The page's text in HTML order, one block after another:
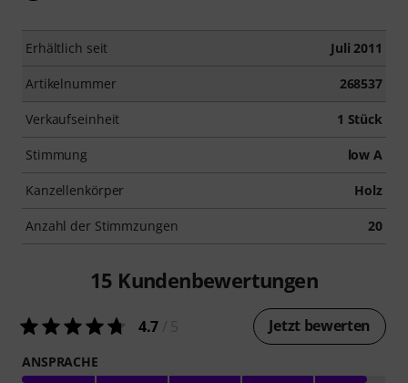
Erhältlich seit Juli 2011
Artikelnummer 268537
Verkaufseinheit 1 Stück
Stimmung low A
Kanzellenkörper Holz
Anzahl der Stimmzungen 20
15 Kundenbewertungen
4.7 Jetzt bewerten
ANSPRACHE